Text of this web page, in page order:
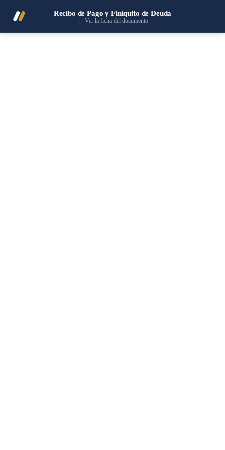
Recibo de Pago y Finiquito de Deuda
← Ver la ficha del documento